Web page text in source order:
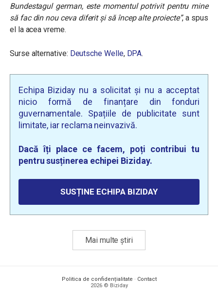
Bundestagul german, este momentul potrivit pentru mine
să fac din nou ceva diferit și să încep alte proiecte”, a spus
el la acea vreme.
Surse alternative: Deutsche Welle, DPA.
Echipa Biziday nu a solicitat și nu a acceptat
nicio formă de finanțare din fonduri
guvernamentale. Spațiile de publicitate sunt
limitate, iar reclama neinvazivă.
Dacă îți place ce facem, poți contribui tu
pentru susținerea echipei Biziday.
SUSȚINE ECHIPA BIZIDAY
Mai multe știri
Politica de confidențialitate · Contact
2026 © Biziday